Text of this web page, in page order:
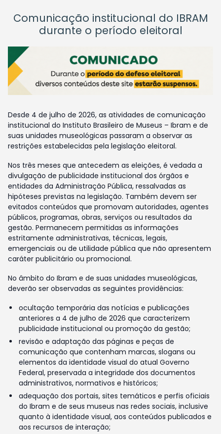
Comunicação institucional do IBRAM
durante o período eleitoral
Desde 4 de julho de 2026, as atividades de comunicação
institucional do Instituto Brasileiro de Museus – Ibram e de
suas unidades museológicas passaram a observar as
restrições estabelecidas pela legislação eleitoral.
Nos três meses que antecedem as eleições, é vedada a
divulgação de publicidade institucional dos órgãos e
entidades da Administração Pública, ressalvadas as
hipóteses previstas na legislação. Também devem ser
evitados conteúdos que promovam autoridades, agentes
públicos, programas, obras, serviços ou resultados da
gestão. Permanecem permitidas as informações
estritamente administrativas, técnicas, legais,
emergenciais ou de utilidade pública que não apresentem
caráter publicitário ou promocional.
No âmbito do Ibram e de suas unidades museológicas,
deverão ser observadas as seguintes providências:
ocultação temporária das notícias e publicações
anteriores a 4 de julho de 2026 que caracterizem
publicidade institucional ou promoção da gestão;
revisão e adaptação das páginas e peças de
comunicação que contenham marcas, slogans ou
elementos da identidade visual do atual Governo
Federal, preservada a integridade dos documentos
administrativos, normativos e históricos;
adequação dos portais, sites temáticos e perfis oficiais
do Ibram e de seus museus nas redes sociais, inclusive
quanto à identidade visual, aos conteúdos publicados e
aos recursos de interação;